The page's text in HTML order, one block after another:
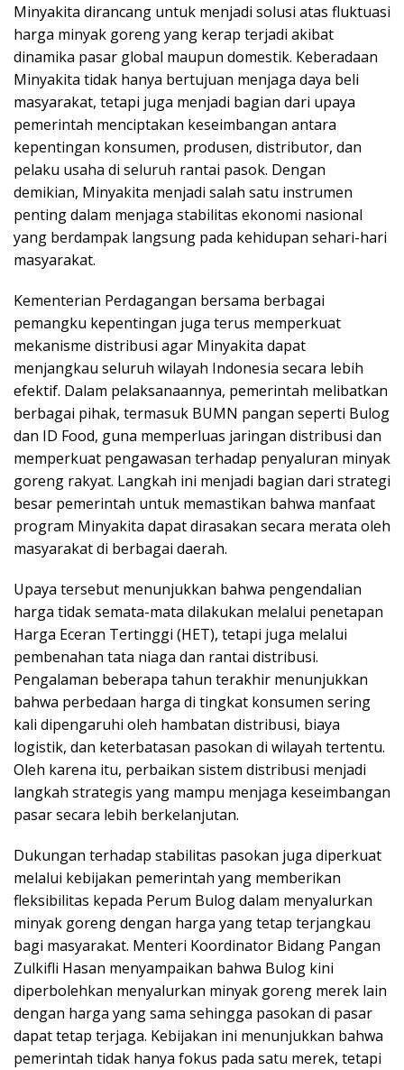
Minyakita dirancang untuk menjadi solusi atas fluktuasi
harga minyak goreng yang kerap terjadi akibat
dinamika pasar global maupun domestik. Keberadaan
Minyakita tidak hanya bertujuan menjaga daya beli
masyarakat, tetapi juga menjadi bagian dari upaya
pemerintah menciptakan keseimbangan antara
kepentingan konsumen, produsen, distributor, dan
pelaku usaha di seluruh rantai pasok. Dengan
demikian, Minyakita menjadi salah satu instrumen
penting dalam menjaga stabilitas ekonomi nasional
yang berdampak langsung pada kehidupan sehari-hari
masyarakat.
Kementerian Perdagangan bersama berbagai
pemangku kepentingan juga terus memperkuat
mekanisme distribusi agar Minyakita dapat
menjangkau seluruh wilayah Indonesia secara lebih
efektif. Dalam pelaksanaannya, pemerintah melibatkan
berbagai pihak, termasuk BUMN pangan seperti Bulog
dan ID Food, guna memperluas jaringan distribusi dan
memperkuat pengawasan terhadap penyaluran minyak
goreng rakyat. Langkah ini menjadi bagian dari strategi
besar pemerintah untuk memastikan bahwa manfaat
program Minyakita dapat dirasakan secara merata oleh
masyarakat di berbagai daerah.
Upaya tersebut menunjukkan bahwa pengendalian
harga tidak semata-mata dilakukan melalui penetapan
Harga Eceran Tertinggi (HET), tetapi juga melalui
pembenahan tata niaga dan rantai distribusi.
Pengalaman beberapa tahun terakhir menunjukkan
bahwa perbedaan harga di tingkat konsumen sering
kali dipengaruhi oleh hambatan distribusi, biaya
logistik, dan keterbatasan pasokan di wilayah tertentu.
Oleh karena itu, perbaikan sistem distribusi menjadi
langkah strategis yang mampu menjaga keseimbangan
pasar secara lebih berkelanjutan.
Dukungan terhadap stabilitas pasokan juga diperkuat
melalui kebijakan pemerintah yang memberikan
fleksibilitas kepada Perum Bulog dalam menyalurkan
minyak goreng dengan harga yang tetap terjangkau
bagi masyarakat. Menteri Koordinator Bidang Pangan
Zulkifli Hasan menyampaikan bahwa Bulog kini
diperbolehkan menyalurkan minyak goreng merek lain
dengan harga yang sama sehingga pasokan di pasar
dapat tetap terjaga. Kebijakan ini menunjukkan bahwa
pemerintah tidak hanya fokus pada satu merek, tetapi